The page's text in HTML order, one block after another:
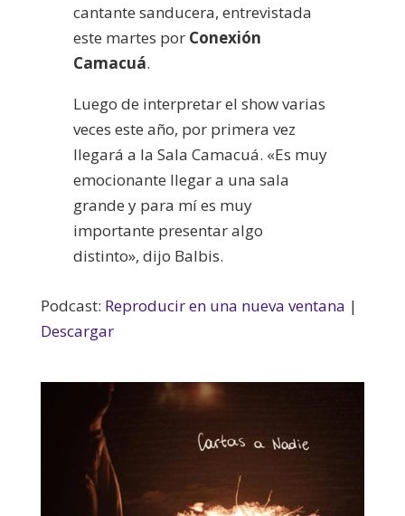
cantante sanducera, entrevistada
este martes por Conexión
Camacuá.
Luego de interpretar el show varias
veces este año, por primera vez
llegará a la Sala Camacuá. «Es muy
emocionante llegar a una sala
grande y para mí es muy
importante presentar algo
distinto», dijo Balbis.
Podcast: Reproducir en una nueva ventana |
Descargar